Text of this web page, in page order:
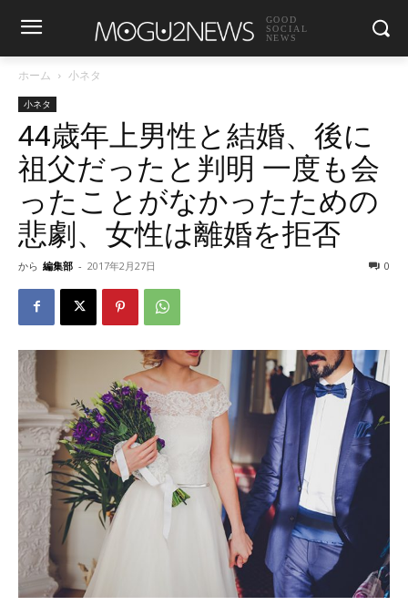
GOOD
SOCIAL
NEWS
ホーム 小ネタ
小ネタ
44歳年上男性と結婚、後に
祖父だったと判明 一度も会
ったことがなかったための
悲劇、女性は離婚を拒否
から 編集部 - 2017年2月27日 0